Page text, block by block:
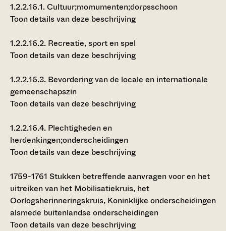
1.2.2.16.1.Cultuur;momumenten;dorpsschoon
Toon details van deze beschrijving
1.2.2.16.2. Recreatie, sport en spel
Toon details van deze beschrijving
1.2.2.16.3. Bevordering van de locale en internationale
gemeenschapszin
Toon details van deze beschrijving
1.2.2.16.4. Plechtigheden en
herdenkingen;onderscheidingen
Toon details van deze beschrijving
1759-1761 Stukken betreffende aanvragen voor en het
uitreiken van het Mobilisatiekruis, het
Oorlogsherinneringskruis, Koninklijke onderscheidingen
alsmede buitenlandse onderscheidingen
Toon details van deze beschrijving